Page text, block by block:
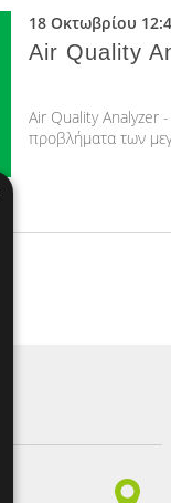
18 Οκτωβρίου
Air Quality
Air Quality Analyzer
προβλήματα των